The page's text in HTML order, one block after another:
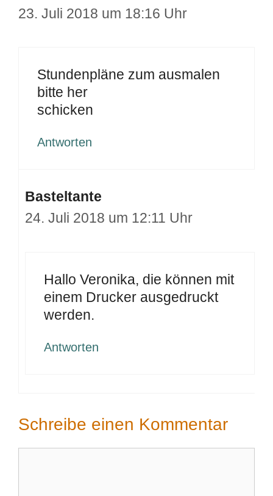
23. Juli 2018 um 18:16 Uhr
Stundenpläne zum ausmalen
bitte her
schicken
Antworten
Basteltante
24. Juli 2018 um 12:11 Uhr
Hallo Veronika, die können mit
einem Drucker ausgedruckt
werden.
Antworten
Schreibe einen Kommentar